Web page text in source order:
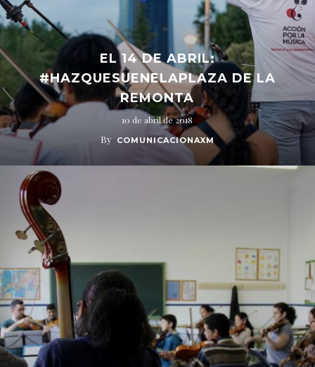
EL 14 DE ABRIL:
#HAZQUESUENELAPLAZA DE LA
REMONTA
10 de abril de 2018
By COMUNICACIONAXM